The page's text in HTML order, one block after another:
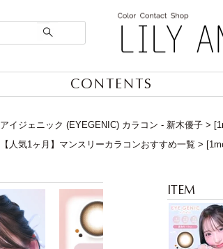
CONTENTS
アイジェニック (EYEGENIC) カラコン - 新木優子
【人気1ヶ月】マンスリーカラコンおすすめ一覧